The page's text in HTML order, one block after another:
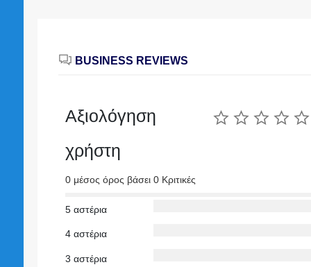
BUSINESS REVIEWS
Αξιολόγηση
χρήστη
0 μέσος όρος βάσει 0 Κριτικές
5 αστέρια
4 αστέρια
3 αστέρια